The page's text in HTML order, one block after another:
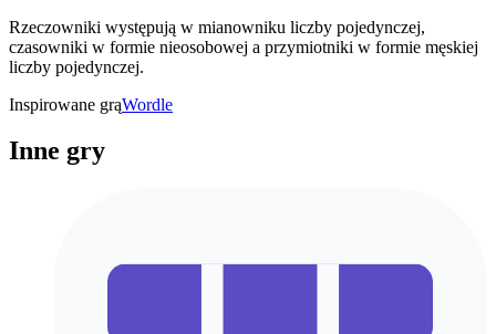
Rzeczowniki występują w mianowniku liczby pojedynczej,
czasowniki w formie nieosobowej a przymiotniki w formie męskiej
liczby pojedynczej.
Inspirowane grąWordle
Inne gry